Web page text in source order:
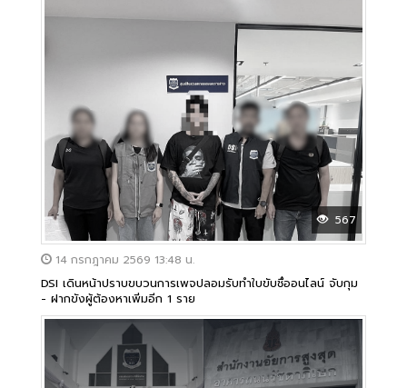
567
14 กรกฎาคม 2569 13:48 น.
DSI เดินหน้าปราบขบวนการเพจปลอมรับทำใบขับชื่ออนไลน์ จับกุม
- ฝากขังผู้ต้องหาเพิ่มอีก 1 ราย